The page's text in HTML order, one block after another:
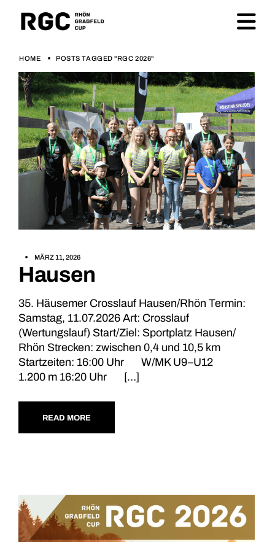
HOME POSTS TAGGED "RGC 2026"
MÄRZ 11, 2026
Hausen
35. Häusemer Crosslauf Hausen/Rhön Termin:
Samstag, 11.07.2026 Art: Crosslauf
(Wertungslauf) Start/Ziel: Sportplatz Hausen/
Rhön Strecken: zwischen 0,4 und 10,5 km
Startzeiten: 16:00 Uhr W/MK U9–U12
1.200 m 16:20 Uhr […]
READ MORE